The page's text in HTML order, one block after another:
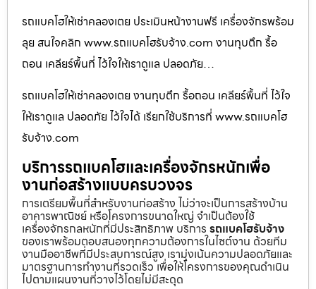
รถแบคโฮให้เช่าคลองเตย ประเมินหน้างานฟรี เครื่องจักรพร้อม
ลุย สนใจคลิก www.รถแบคโฮรับจ้าง.com งานทุบตึก รื้อ
ถอน เคลียร์พื้นที่ ไว้ใจให้เราดูแล ปลอดภัย…
รถแบคโฮให้เช่าคลองเตย งานทุบตึก รื้อถอน เคลียร์พื้นที่ ไว้ใจ
ให้เราดูแล ปลอดภัย ไว้ใจได้ เรียกใช้บริการที่ www.รถแบคโฮ
รับจ้าง.com
บริการรถแบคโฮและเครื่องจักรหนักเพื่อ
งานก่อสร้างแบบครบวงจร
การเตรียมพื้นที่สำหรับงานก่อสร้าง ไม่ว่าจะเป็นการสร้างบ้าน
อาคารพาณิชย์ หรือโครงการขนาดใหญ่ จำเป็นต้องใช้
เครื่องจักรกลหนักที่มีประสิทธิภาพ บริการ รถแบคโฮรับจ้าง
ของเราพร้อมตอบสนองทุกความต้องการในไซต์งาน ด้วยทีม
งานมืออาชีพที่มีประสบการณ์สูง เรามุ่งเน้นความปลอดภัยและ
มาตรฐานการทำงานที่รวดเร็ว เพื่อให้โครงการของคุณดำเนิน
ไปตามแผนงานที่วางไว้โดยไม่มีสะดุด